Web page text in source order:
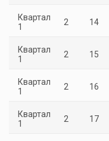
Квартал
1
2 14
Квартал
1
2 15
Квартал
1
2 16
Квартал
1
2 17